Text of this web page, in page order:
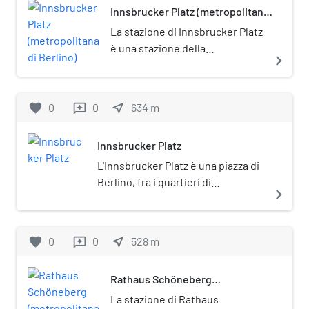
ospitare, dal 2001,
l'amministrazione del settimo
distretto di Berlino, Tempelhof-
Innsbrucker Platz (metropolitana
La stazione di Innsbrucker Platz
è una stazione della
linea U4. È posta sotto tutela
navigate_next
favorite 0 reviews 0 near_me 634 m
Innsbrucker Platz
L'Innsbrucker Platz è una piazza di
Berlino, fra i quartieri di
si trova all'incrocio della
Potsdam) con la Ringbahn
linee S41, S42 e S46 della S-Bahn.
In corrispondenza della piazza si
navigate_next
favorite 0 reviews 0 near_me 528 m
Rathaus Schöneberg
La stazione di Rathaus